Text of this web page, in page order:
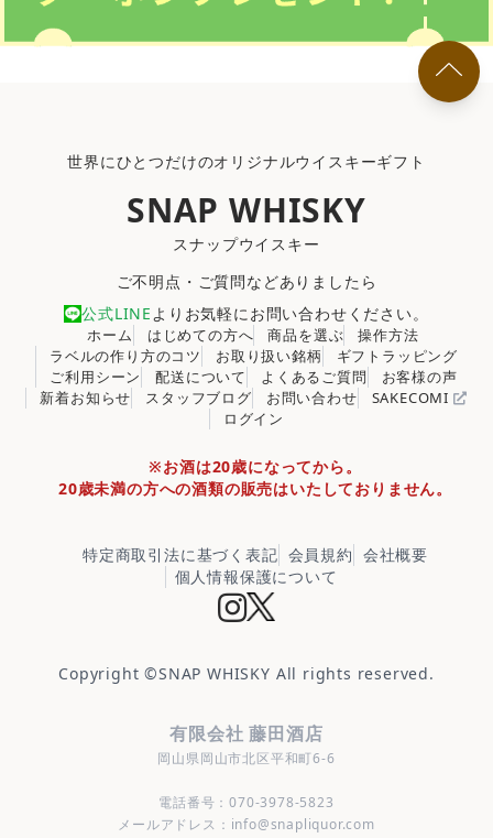
世界にひとつだけのオリジナルウイスキーギフト
SNAP WHISKY
スナップウイスキー
ご不明点・ご質問などありましたら
公式LINEよりお気軽にお問い合わせください。
ホーム はじめての方へ 商品を選ぶ
操作方法
ラベルの作り方のコツ
お取り扱い銘柄
ギフトラッピング
ご利用シーン
配送について よくあるご質問
お客様の声
新着お知らせ
スタッフブログ お問い合わせ
SAKECOMI
ログイン
※お酒は20歳になってから。
20歳未満の方への酒類の販売はいたしておりません。
特定商取引法に基づく表記 会員規約 会社概要
個人情報保護について
Copyright ©SNAP WHISKY All rights reserved.
有限会社 藤田酒店
岡山県岡山市北区平和町6-6
電話番号：070-3978-5823
メールアドレス：info@snapliquor.com